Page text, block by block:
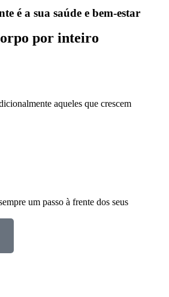
é a sua saúde e bem-estar
por inteiro
aqueles que crescem
um passo à frente dos seus